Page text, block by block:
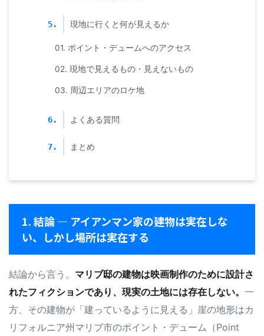
5. 現地に行くと何が見えるか
01. ポイント・デュームへのアクセス
02. 現地で見えるもの・見えないもの
03. 周辺エリアのロケ地
6. よくある質問
7. まとめ
1. 結論 — アイアンマン家の建物は実在しな
い、しかし場所は実在する
結論から言う。 マリブ邸の建物は映画制作のために設計さ
れたフィクションであり、現実の土地には存在しない。 一
方、その建物が「建っているように見える」崖の地形はカ
リフォルニア州マリブ市のポイント・デューム（Point